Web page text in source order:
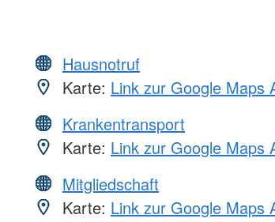
Hausnotruf
Karte: Link zur Google Maps
Krankentransport
Karte: Link zur Google Maps
Mitgliedschaft
Karte: Link zur Google Maps